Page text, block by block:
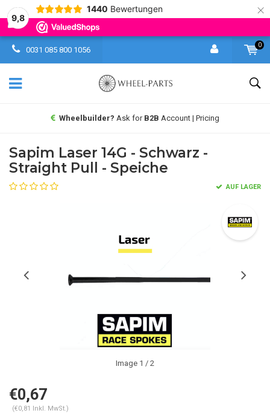
9,8
1440 Bewertungen ×
0031 085 800 1056
0
Wheelbuilder? Ask for B2B Account | Pricing
Sapim Laser 14G - Schwarz -
Straight Pull - Speiche
AUF LAGER
Image 1 / 2
€0,67
(€0,81 Inkl. MwSt.)